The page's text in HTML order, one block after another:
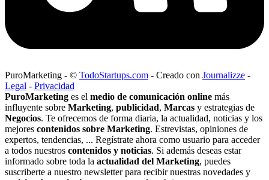
PuroMarketing - © TodoStartups.com - Creado con Journalizze -
Legal - Privacidad
PuroMarketing es el medio de comunicación online más
influyente sobre Marketing, publicidad, Marcas y estrategias de
Negocios. Te ofrecemos de forma diaria, la actualidad, noticias y los
mejores contenidos sobre Marketing. Estrevistas, opiniones de
expertos, tendencias, ... Regístrate ahora como usuario para acceder
a todos nuestros contenidos y noticias. Si además deseas estar
informado sobre toda la actualidad del Marketing, puedes
suscriberte a nuestro newsletter para recibir nuestras novedades y